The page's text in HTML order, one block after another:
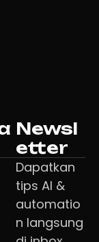
Newsl
etter
Dapatkan
tips AI &
automatio
n langsung